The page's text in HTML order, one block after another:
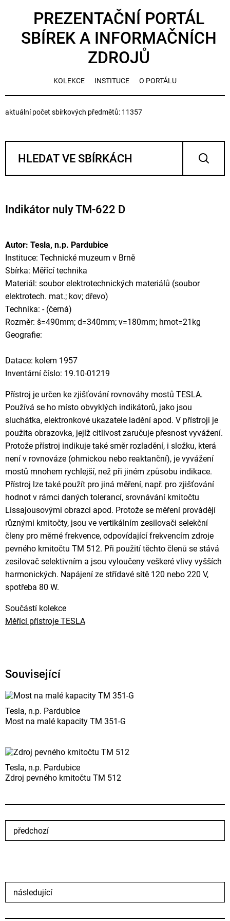
PREZENTAČNÍ PORTÁL
SBÍREK A INFORMAČNÍCH
ZDROJŮ
KOLEKCE INSTITUCE O PORTÁLU
aktuální počet sbírkových předmětů: 11357
Indikátor nuly TM-622 D
Autor: Tesla, n.p. Pardubice
Instituce: Technické muzeum v Brně
Sbírka: Měřící technika
Materiál: soubor elektrotechnických materiálů (soubor
elektrotech. mat.; kov; dřevo)
Technika: - (černá)
Rozměr: š=490mm; d=340mm; v=180mm; hmot=21kg
Geografie:
Datace: kolem 1957
Inventární číslo: 19.10-01219
Přístroj je určen ke zjišťování rovnováhy mostů TESLA.
Používá se ho místo obvyklých indikátorů, jako jsou
sluchátka, elektronkové ukazatele ladění apod. V přístroji je
použita obrazovka, jejíž citlivost zaručuje přesnost vyvážení.
Protože přístroj indikuje také směr rozladění, i složku, která
není v rovnováze (ohmickou nebo reaktanční), je vyvážení
mostů mnohem rychlejší, než při jiném způsobu indikace.
Přístroj lze také použít pro jiná měření, např. pro zjišťování
hodnot v rámci daných tolerancí, srovnávání kmitočtu
Lissajousovými obrazci apod. Protože se měření provádějí
různými kmitočty, jsou ve vertikálním zesilovači selekční
členy pro měrné frekvence, odpovídající frekvencím zdroje
pevného kmitočtu TM 512. Při použití těchto členů se stává
zesilovač selektivním a jsou vyloučeny veškeré vlivy vyšších
harmonických. Napájení ze střídavé sítě 120 nebo 220 V,
spotřeba 80 W.
Součástí kolekce
Měřící přístroje TESLA
Související
Tesla, n.p. Pardubice
Most na malé kapacity TM 351-G
Tesla, n.p. Pardubice
Zdroj pevného kmitočtu TM 512
předchozí
následující